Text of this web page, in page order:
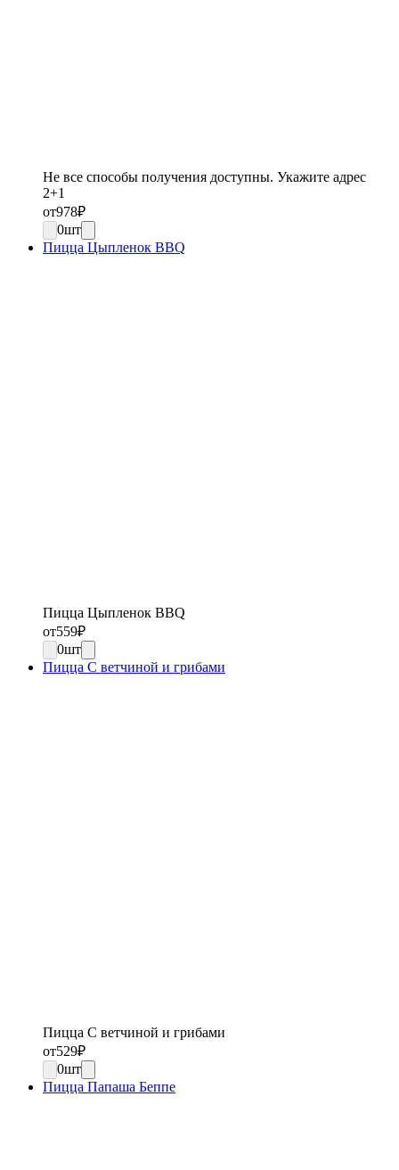
Не все способы получения доступны. Укажите адрес
2+1
от978₽
0шт
Пицца Цыпленок BBQ
Пицца Цыпленок BBQ
от559₽
0шт
Пицца С ветчиной и грибами
Пицца С ветчиной и грибами
от529₽
0шт
Пицца Папаша Беппе